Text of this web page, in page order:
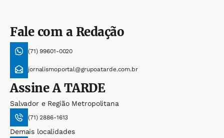
Fale com a Redação
(71) 99601-0020
jornalismoportal@grupoatarde.com.br
AssineA TARDE
Salvador e Região Metropolitana
(71) 2886-1613
Demais localidades